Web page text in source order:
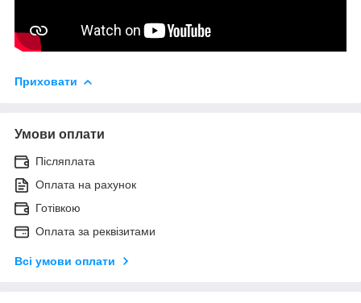
Приховати
Умови оплати
Післяплата
Оплата на рахунок
Готівкою
Оплата за реквізитами
Всі умови оплати